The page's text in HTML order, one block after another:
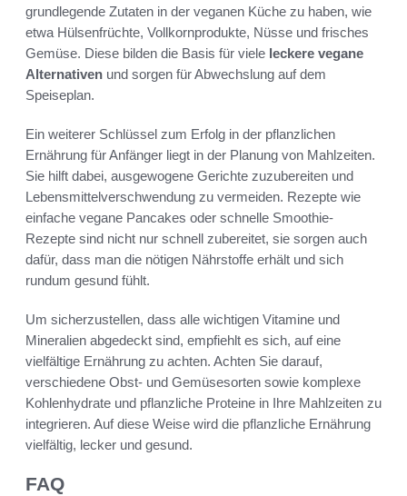
grundlegende Zutaten in der veganen Küche zu haben, wie
etwa Hülsenfrüchte, Vollkornprodukte, Nüsse und frisches
Gemüse. Diese bilden die Basis für viele leckere vegane
Alternativen und sorgen für Abwechslung auf dem
Speiseplan.
Ein weiterer Schlüssel zum Erfolg in der pflanzlichen
Ernährung für Anfänger liegt in der Planung von Mahlzeiten.
Sie hilft dabei, ausgewogene Gerichte zuzubereiten und
Lebensmittelverschwendung zu vermeiden. Rezepte wie
einfache vegane Pancakes oder schnelle Smoothie-
Rezepte sind nicht nur schnell zubereitet, sie sorgen auch
dafür, dass man die nötigen Nährstoffe erhält und sich
rundum gesund fühlt.
Um sicherzustellen, dass alle wichtigen Vitamine und
Mineralien abgedeckt sind, empfiehlt es sich, auf eine
vielfältige Ernährung zu achten. Achten Sie darauf,
verschiedene Obst- und Gemüsesorten sowie komplexe
Kohlenhydrate und pflanzliche Proteine in Ihre Mahlzeiten zu
integrieren. Auf diese Weise wird die pflanzliche Ernährung
vielfältig, lecker und gesund.
FAQ